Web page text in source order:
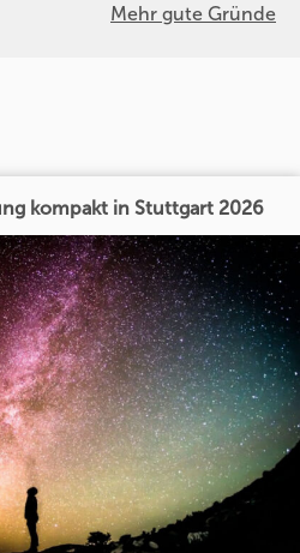
Mehr gute Gründe
kompakt in Stuttgart 2026